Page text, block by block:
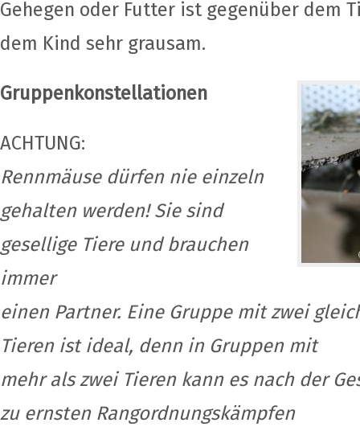
Gehegen oder Futter ist gegenüber dem
dem Kind sehr grausam.
Gruppenkonstellationen
ACHTUNG:
Rennmäuse dürfen nie einzeln
gehalten werden! Sie sind
gesellige Tiere und brauchen
immer
einen Partner. Eine Gruppe mit zwei
Tieren ist ideal, denn in Gruppen mit
mehr als zwei Tieren kann es nach der
zu ernsten Rangordnungskämpfen